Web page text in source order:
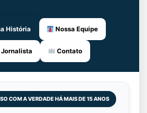
História Nossa Equipe
Jornalista Contato
COM A VERDADE HÁ MAIS DE 15 ANOS